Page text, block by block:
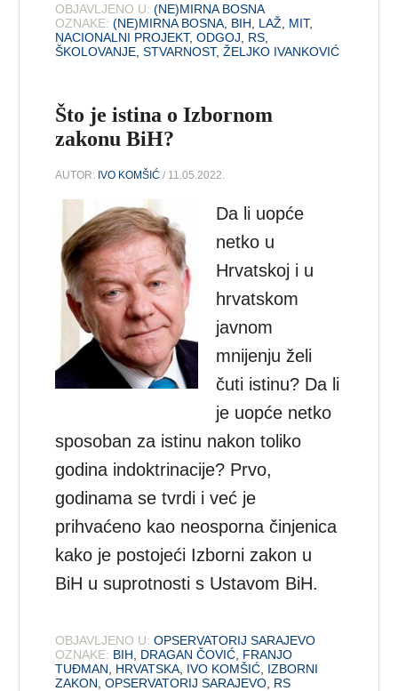
OBJAVLJENO U: (NE)MIRNA BOSNA
OZNAKE: (NE)MIRNA BOSNA BIH LAŽ MIT,
NACIONALNI PROJEKT,ODGOJ RS
ŠKOLOVANJE ,STVARNOST,ŽELJKO IVANKOVIĆ
Što je istina o Izbornom
zakonu BiH?
AUTOR: IVO KOMŠIĆ / 11.05.2022.
Da li uopće
netko u
Hrvatskoj i u
hrvatskom
javnom
mnijenju želi
čuti istinu? Da li
je uopće netko
sposoban za istinu nakon toliko
godina indoktrinacije? Prvo,
godinama se tvrdi i već je
prihvaćeno kao neosporna činjenica
kako je postojeći Izborni zakon u
BiH u suprotnosti s Ustavom BiH.
OBJAVLJENO U: OPSERVATORIJ SARAJEVO
OZNAKE: BIH DRAGAN ČOVIĆ FRANJO
TUĐMAN
HRVATSKA IVO KOMŠIĆ IZBORNI
ZAKON ,OPSERVATORIJ SARAJEVO RS